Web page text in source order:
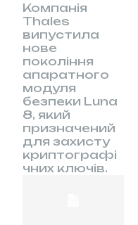
Компанія
Thales
випустила
нове
покоління
апаратного
модуля
безпеки Luna
8, який
призначений
для захисту
криптографі
чних ключів.